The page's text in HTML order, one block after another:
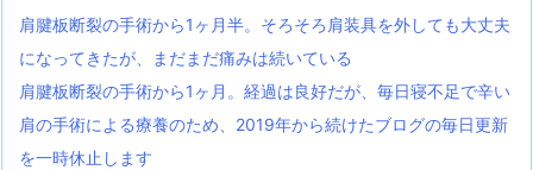
肩腱板断裂の手術から1ヶ月半。そろそろ肩装具を外しても大丈夫
になってきたが、まだまだ痛みは続いている
肩腱板断裂の手術から1ヶ月。経過は良好だが、毎日寝不足で辛い
肩の手術による療養のため、2019年から続けたブログの毎日更新
を一時休止します